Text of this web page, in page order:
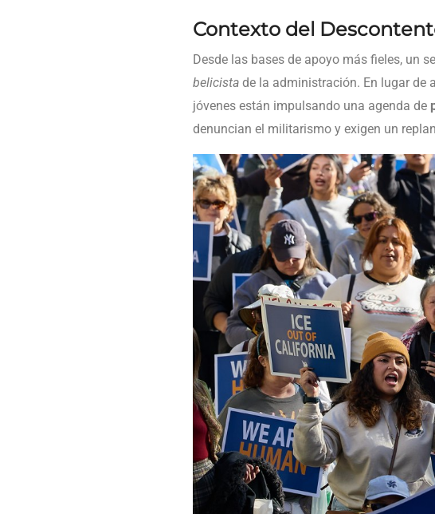
Contexto del
Desde las bases de apoyo más fieles, un
belicista de la administración. En lugar de
jóvenes están impulsando una agenda de
denuncian el militarismo y exigen un